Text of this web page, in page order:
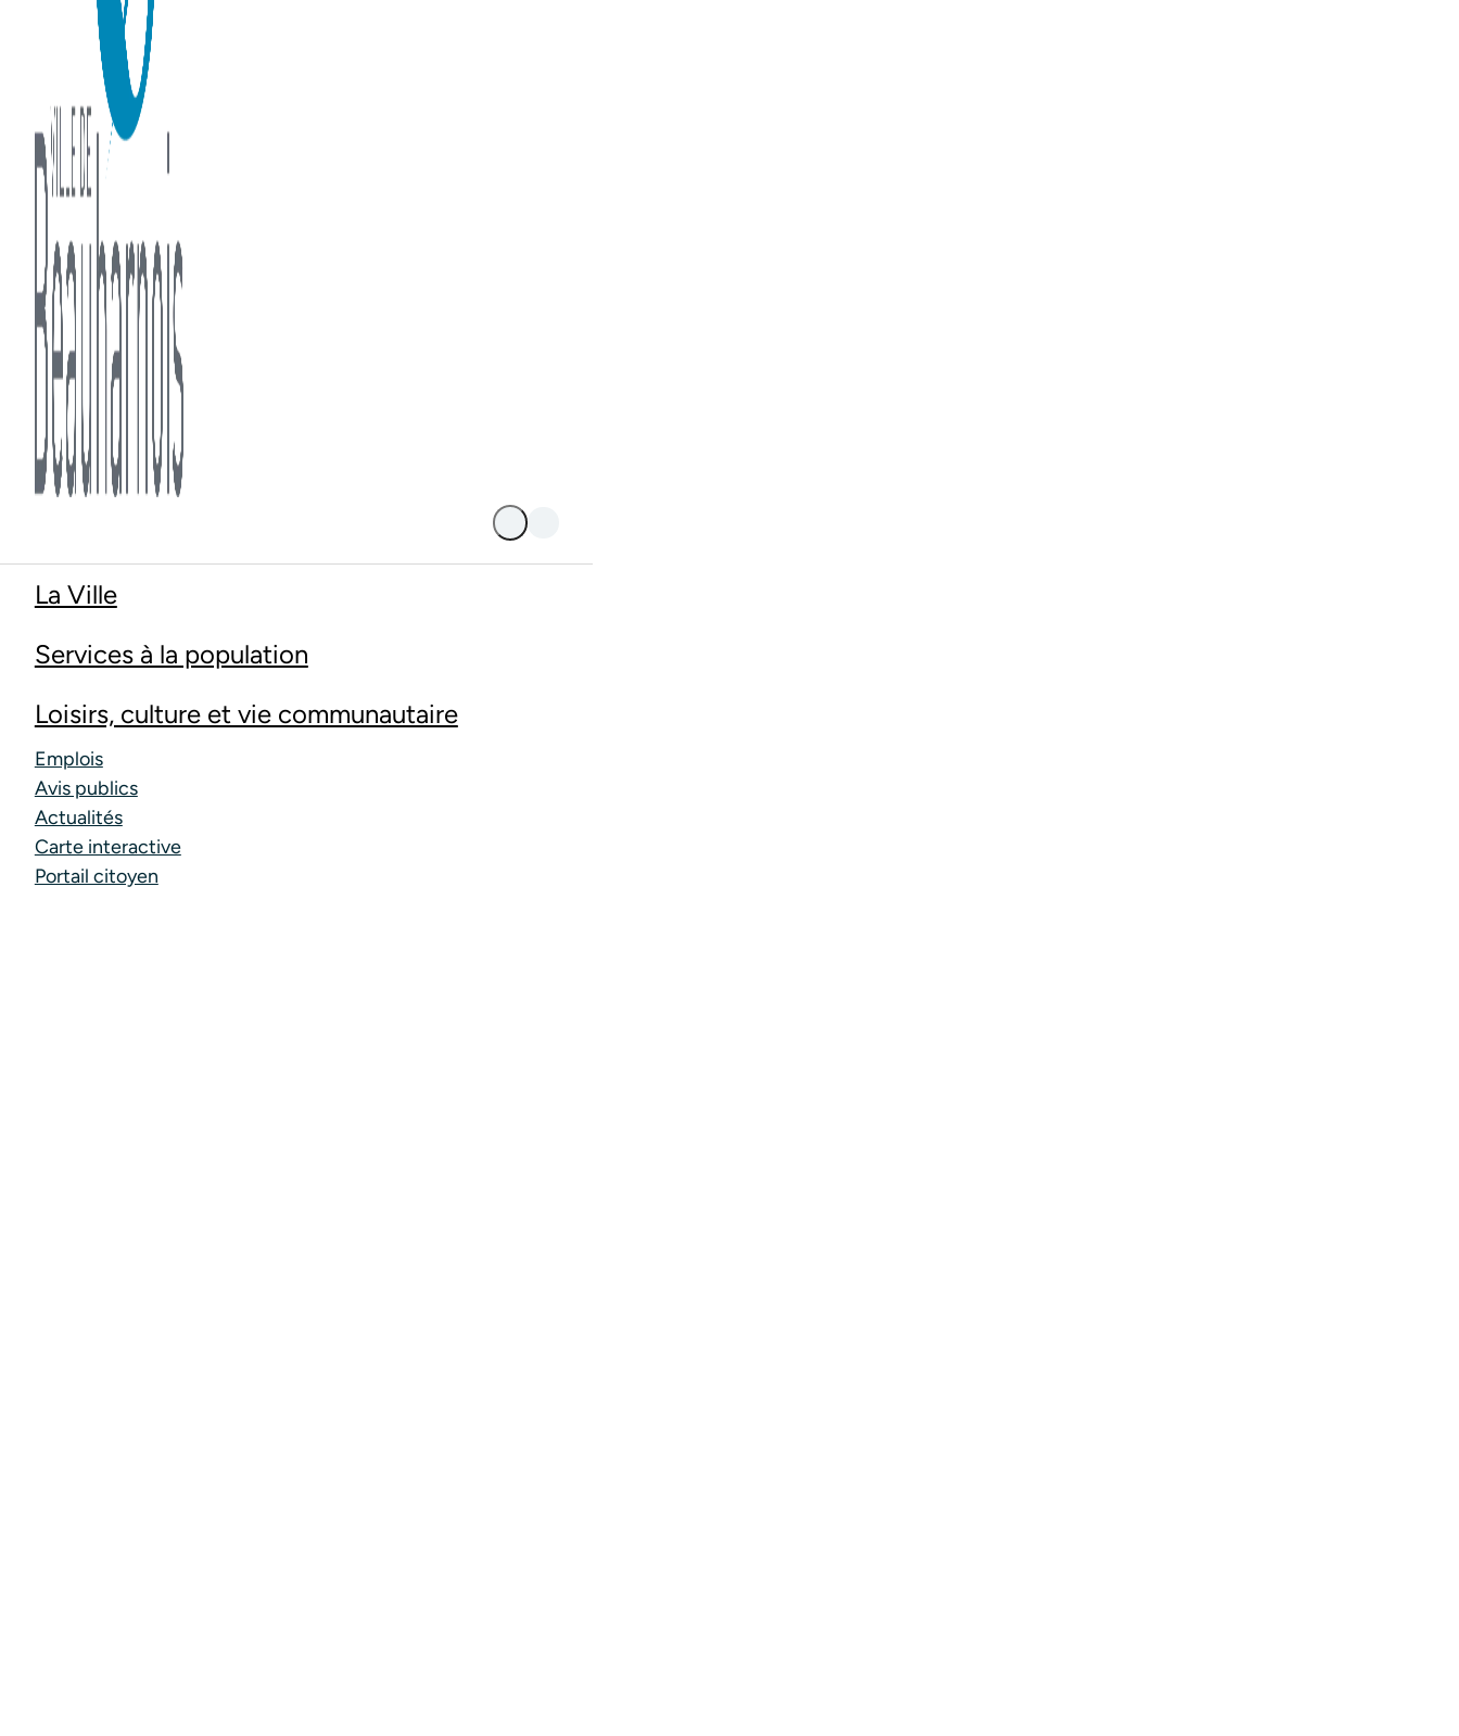
La Ville
Services à la population
Loisirs, culture et vie communautaire
Emplois
Avis publics
Actualités
Carte interactive
Portail citoyen